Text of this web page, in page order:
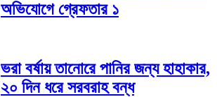
অভিযোগে গ্রেফতার ১
ভরা বর্ষায় তানোরে পানির জন্য হাহাকার,
২০ দিন ধরে সরবরাহ বন্ধ